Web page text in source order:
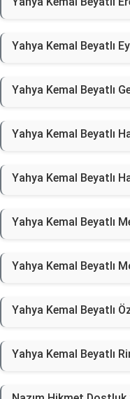
Yahya Kemal Beyatlı
Yahya Kemal Beyatlı
Yahya Kemal Beyatlı
Yahya Kemal Beyatlı
Yahya Kemal Beyatlı
Yahya Kemal Beyatlı
Yahya Kemal Beyatlı
Yahya Kemal Beyatlı